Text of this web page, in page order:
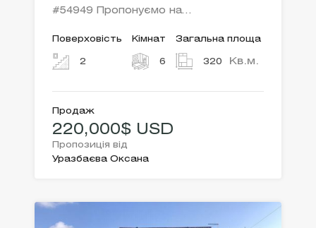
#54949 Пропонуємо на…
Поверховість
2
Кімнат
6
Загальна площа
320 Кв.м.
Продаж
220,000$ USD
Пропозиція від
Уразбаєва Оксана